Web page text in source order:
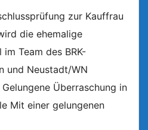
zur Kauffrau
die ehemalige
Team des BRK-
und Neustadt/WN
Überraschung in
Mit einer gelungenen